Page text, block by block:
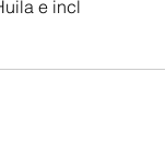
e incl